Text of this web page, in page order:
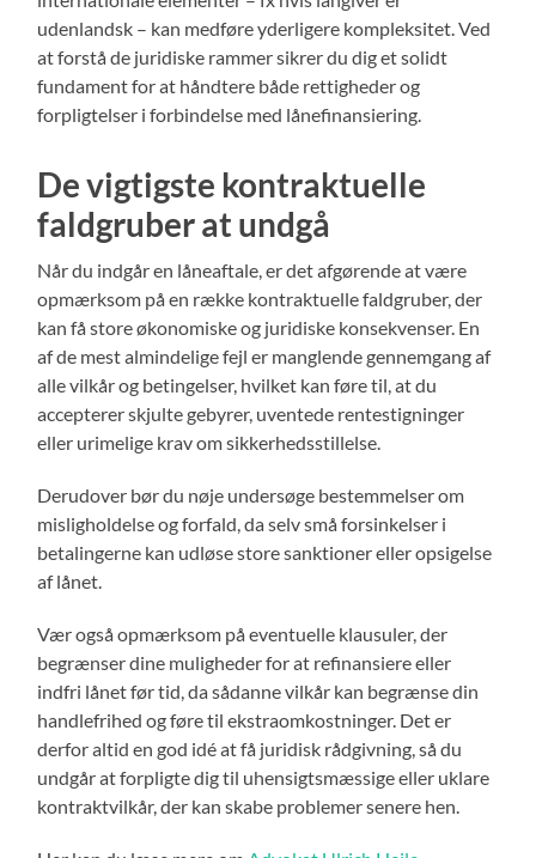
udenlandsk – kan medføre yderligere kompleksitet. Ved
at forstå de juridiske rammer sikrer du dig et solidt
fundament for at håndtere både rettigheder og
forpligtelser i forbindelse med lånefinansiering.
De vigtigste kontraktuelle
faldgruber at undgå
Når du indgår en låneaftale, er det afgørende at være
opmærksom på en række kontraktuelle faldgruber, der
kan få store økonomiske og juridiske konsekvenser. En
af de mest almindelige fejl er manglende gennemgang af
alle vilkår og betingelser, hvilket kan føre til, at du
accepterer skjulte gebyrer, uventede rentestigninger
eller urimelige krav om sikkerhedsstillelse.
Derudover bør du nøje undersøge bestemmelser om
misligholdelse og forfald, da selv små forsinkelser i
betalingerne kan udløse store sanktioner eller opsigelse
af lånet.
Vær også opmærksom på eventuelle klausuler, der
begrænser dine muligheder for at refinansiere eller
indfri lånet før tid, da sådanne vilkår kan begrænse din
handlefrihed og føre til ekstraomkostninger. Det er
derfor altid en god idé at få juridisk rådgivning, så du
undgår at forpligte dig til uhensigtsmæssige eller uklare
kontraktvilkår, der kan skabe problemer senere hen.